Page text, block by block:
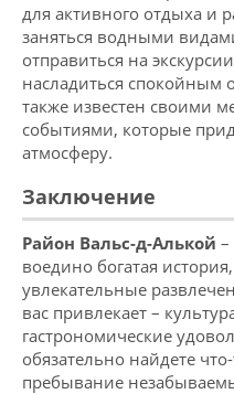
для активного отдыха и
заняться водными
отправиться на
насладиться спокойным
также известен своими
событиями, которые
атмосферу.
Заключение
Район Вальс-д-Алькой –
воедино богатая
увлекательные
вас привлекает –
гастрономические
обязательно найдете
пребывание